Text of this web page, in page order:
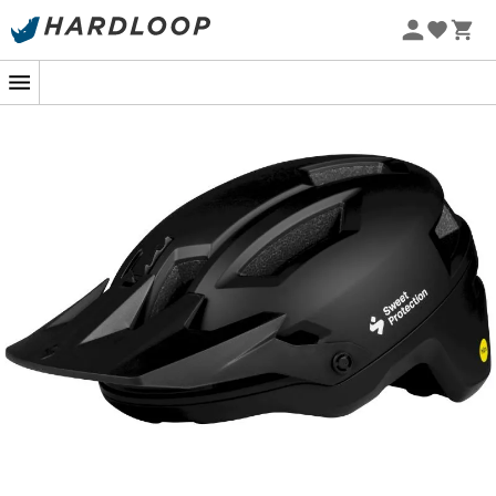
Promos d'été 🔥 -5 % EXTRA dès 2 produits* code Summer5
-5% Extra - Code Summer5